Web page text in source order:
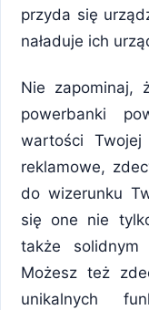
przyda się
naładuje ich
Nie zapominaj,
powerbanki
wartości Twojej
reklamowe,
do wizerunku
się one nie
także solidnym
Możesz też
unikalnych